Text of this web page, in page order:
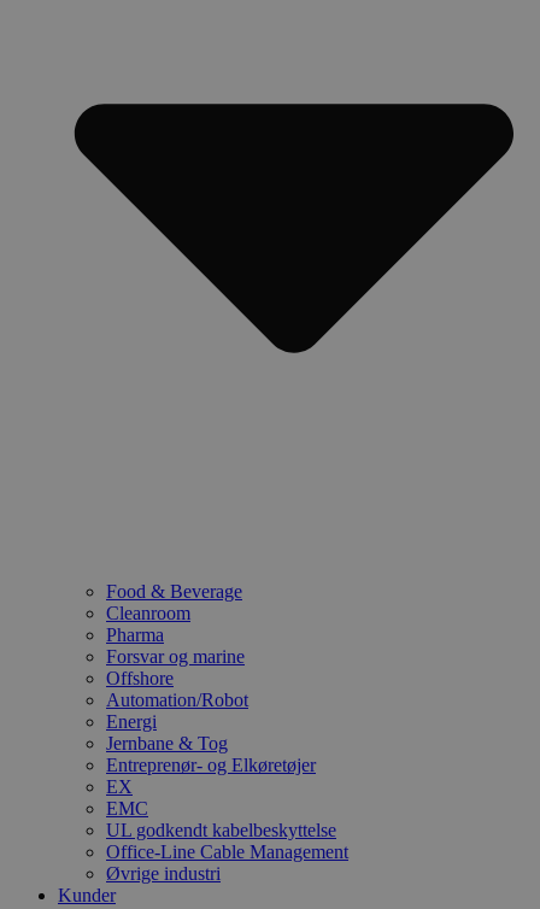
Food & Beverage
Cleanroom
Pharma
Forsvar og marine
Offshore
Automation/Robot
Energi
Jernbane & Tog
Entreprenør- og Elkøretøjer
EX
EMC
UL godkendt kabelbeskyttelse
Office-Line Cable Management
Øvrige industri
Kunder